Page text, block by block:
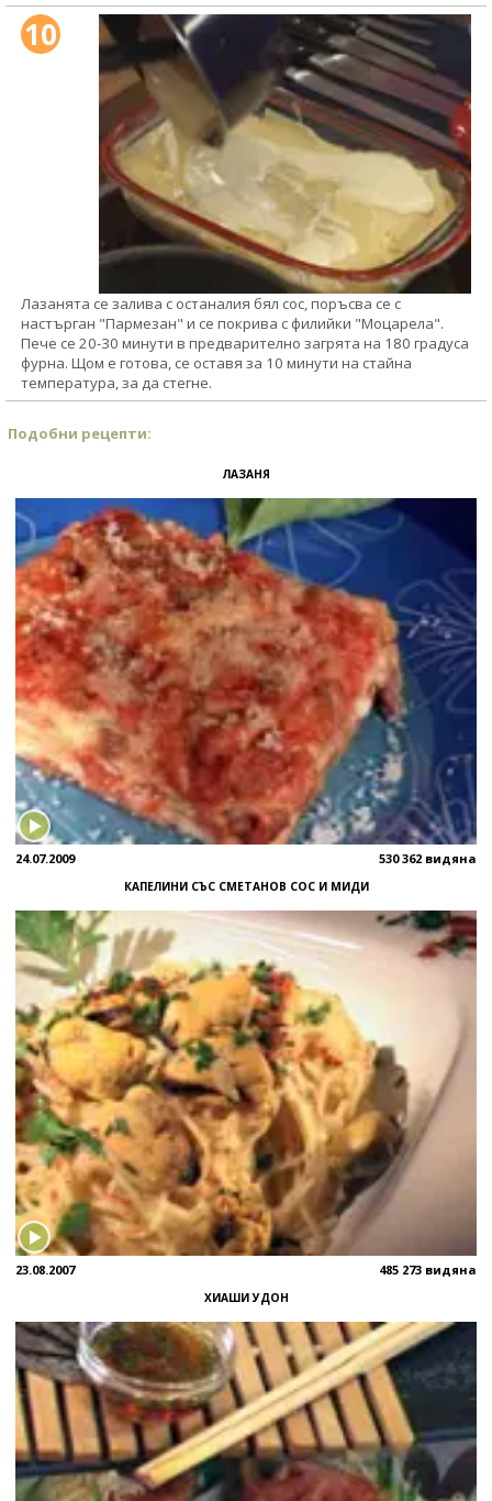
10
Лазанята се залива с останалия бял сос, поръсва се с
настърган "Пармезан" и се покрива с филийки "Моцарела".
Пече се 20-30 минути в предварително загрята на 180 градуса
фурна. Щом е готова, се оставя за 10 минути на стайна
температура, за да стегне.
Подобни рецепти:
ЛАЗАНЯ
24.07.2009 530 362 видяна
КАПЕЛИНИ СЪС СМЕТАНОВ СОС И МИДИ
23.08.2007 485 273 видяна
ХИАШИ УДОН